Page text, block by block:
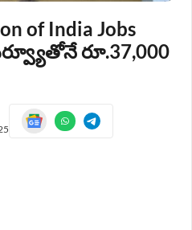
of India Jobs
రూ.37,000